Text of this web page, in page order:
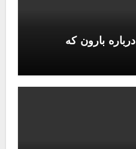
بارون که